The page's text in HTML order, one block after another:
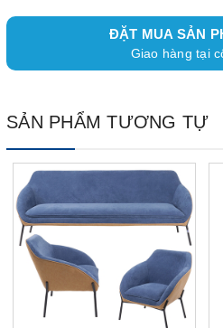
ĐẶT MUA SẢN
Giao hàng tại
SẢN PHẨM TƯƠNG TỰ